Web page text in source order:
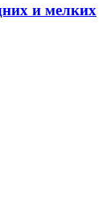
и мелких